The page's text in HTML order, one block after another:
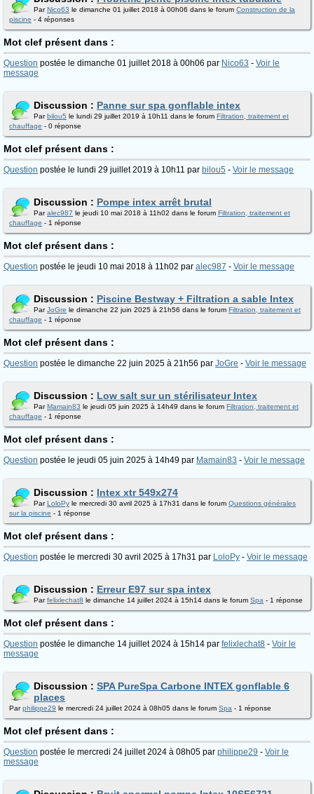
ParNico63 le dimanche 01 juillet 2018 à 00h06 dans le forum Construction de la
piscine - 4 réponses
Mot clef présent dans :
Question postée le dimanche 01 juillet 2018 à 00h06 par Nico63 - Voir le
message
Discussion : Panne sur spa gonflable intex
Parbilou5 le lundi 29 juillet 2019 à 10h11 dans le forum Filtration, traitement et
chauffage - 0 réponse
Mot clef présent dans :
Question postée le lundi 29 juillet 2019 à 10h11 par bilou5 - Voir le message
Discussion : Pompe intex arrêt brutal
Paralec987 le jeudi 10 mai 2018 à 11h02 dans le forum Filtration, traitement et
chauffage - 1 réponse
Mot clef présent dans :
Question postée le jeudi 10 mai 2018 à 11h02 par alec987 - Voir le message
Discussion : Piscine Bestway + Filtration a sable Intex
ParJoGre le dimanche 22 juin 2025 à 21h56 dans le forum Filtration, traitement et
chauffage - 1 réponse
Mot clef présent dans :
Question postée le dimanche 22 juin 2025 à 21h56 par JoGre - Voir le message
Discussion : Low salt sur un stérilisateur Intex
ParMamain83 le jeudi 05 juin 2025 à 14h49 dans le forum Filtration, traitement et
chauffage - 1 réponse
Mot clef présent dans :
Question postée le jeudi 05 juin 2025 à 14h49 par Mamain83 - Voir le message
Discussion : Intex xtr 549x274
ParLoloPy le mercredi 30 avril 2025 à 17h31 dans le forum Questions générales
sur la piscine - 1 réponse
Mot clef présent dans :
Question postée le mercredi 30 avril 2025 à 17h31 par LoloPy - Voir le message
Discussion : Erreur E97 sur spa intex
Parfelixlechat8 le dimanche 14 juillet 2024 à 15h14 dans le forum Spa - 1 réponse
Mot clef présent dans :
Question postée le dimanche 14 juillet 2024 à 15h14 par felixlechat8 - Voir le
message
Discussion : SPA PureSpa Carbone INTEX gonflable 6
places
Parphilippe29 le mercredi 24 juillet 2024 à 08h05 dans le forum Spa - 1 réponse
Mot clef présent dans :
Question postée le mercredi 24 juillet 2024 à 08h05 par philippe29 - Voir le
message